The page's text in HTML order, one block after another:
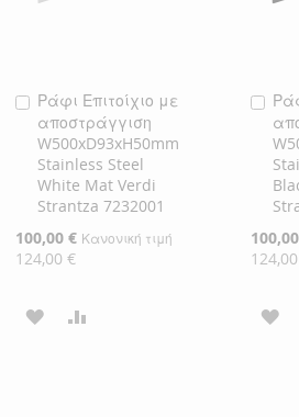
Ράφι Επιτοίχιο με
αποστράγγιση
W500xD93xH50mm
Stainless Steel
White Mat Verdi
Strantza 7232001
Ειδική
Τιμή
100,00 € Κανονική τιμή
124,00 €
Προσθήκη
στο
Καλάθι
ΠΡΟΣΘΉΚΗ
Ειδική
Τιμή
στο